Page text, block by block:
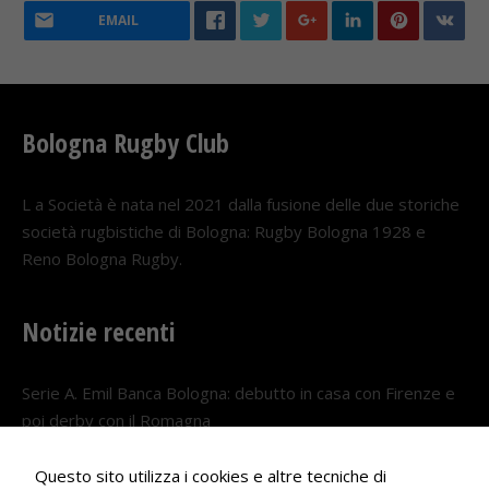
EMAIL
Bologna Rugby Club
L a Società è nata nel 2021 dalla fusione delle due storiche
società rugbistiche di Bologna: Rugby Bologna 1928 e
Reno Bologna Rugby.
Notizie recenti
Serie A. Emil Banca Bologna: debutto in casa con Firenze e
poi derby con il Romagna
Questo sito utilizza i cookies e altre tecniche di